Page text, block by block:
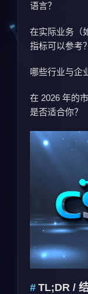
语言？
在实际业务（
指标可以参考？
哪些行业与企
在 2026 年的
是否适合你？
TL;DR /